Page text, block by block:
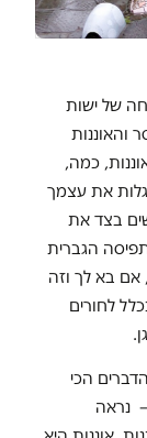
של ישות
והאוננות
כמה,
את עצמך
בצד את
הגברית
אם בא לך וזה
לחורים
הכי
– נראה